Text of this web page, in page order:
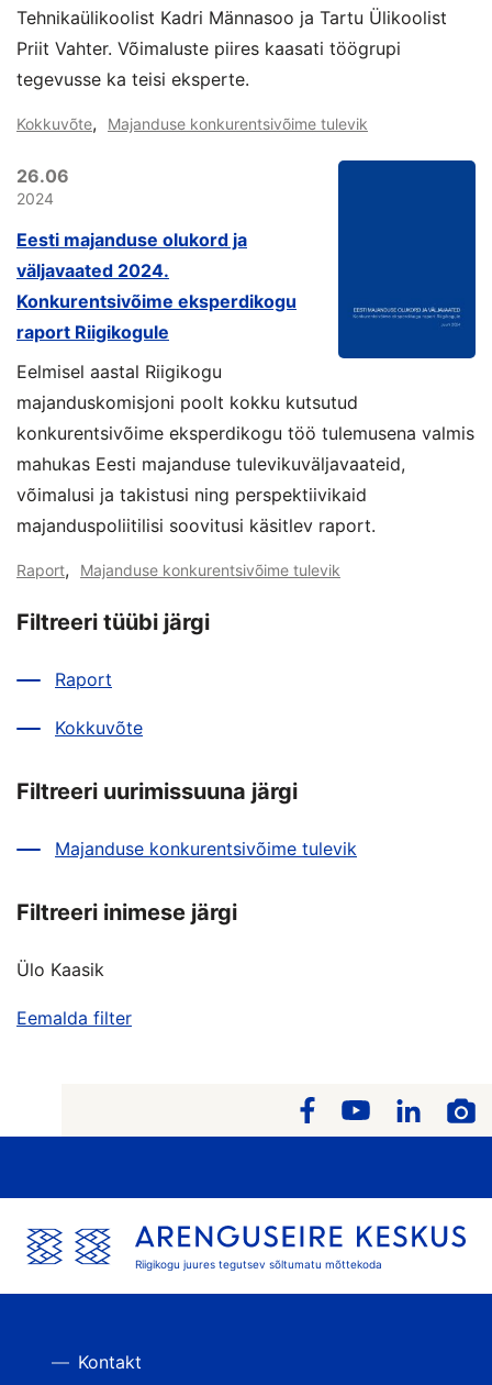
Tehnikaülikoolist Kadri Männasoo ja Tartu Ülikoolist
Priit Vahter. Võimaluste piires kaasati töögrupi
tegevusse ka teisi eksperte.
Kokkuvõte, Majanduse konkurentsivõime tulevik
26.06
2024
Eesti majanduse olukord ja
väljavaated 2024.
Konkurentsivõime eksperdikogu
raport Riigikogule
Eelmisel aastal Riigikogu
majanduskomisjoni poolt kokku kutsutud
konkurentsivõime eksperdikogu töö tulemusena valmis
mahukas Eesti majanduse tulevikuväljavaateid,
võimalusi ja takistusi ning perspektiivikaid
majanduspoliitilisi soovitusi käsitlev raport.
Raport, Majanduse konkurentsivõime tulevik
Filtreeri tüübi järgi
Raport
Kokkuvõte
Filtreeri uurimissuuna järgi
Majanduse konkurentsivõime tulevik
Filtreeri inimese järgi
Ülo Kaasik
Eemalda filter
Riigikogu juures tegutsev sõltumatu mõttekoda
Kontakt